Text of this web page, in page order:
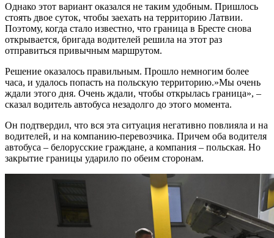
Однако этот вариант оказался не таким удобным. Пришлось
стоять двое суток, чтобы заехать на территорию Латвии.
Поэтому, когда стало известно, что граница в Бресте снова
открывается, бригада водителей решила на этот раз
отправиться привычным маршрутом.
Решение оказалось правильным. Прошло немногим более
часа, и удалось попасть на польскую территорию.»Мы очень
ждали этого дня. Очень ждали, чтобы открылась граница», –
сказал водитель автобуса незадолго до этого момента.
Он подтвердил, что вся эта ситуация негативно повлияла и на
водителей, и на компанию-перевозчика. Причем оба водителя
автобуса – белорусские граждане, а компания – польская. Но
закрытие границы ударило по обеим сторонам.